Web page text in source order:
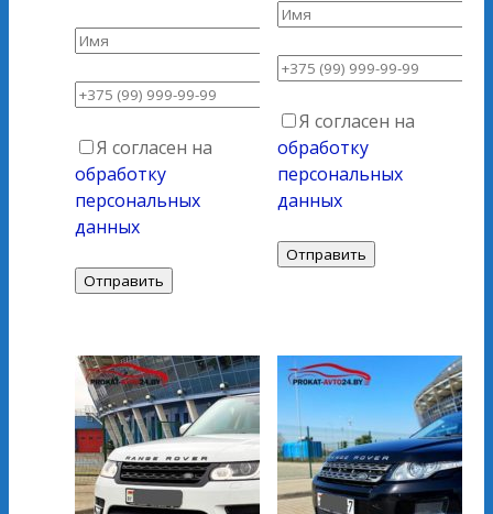
Я согласен на
обработку
персональных
данных
Я согласен на
обработку
персональных
данных